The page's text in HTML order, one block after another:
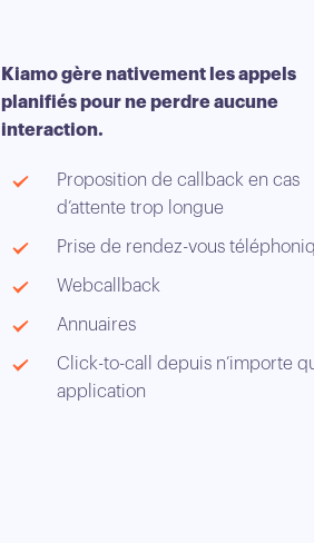
Kiamo gère nativement les appels
planifiés pour ne perdre aucune
interaction.
Proposition de callback en cas
d’attente trop longue
Prise de rendez-vous
Webcallback
Annuaires
Click-to-call depuis n’importe
application